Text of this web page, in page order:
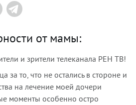
от мамы:
и зрители телеканала РЕН ТВ!
за то, что не остались в стороне и
на лечение моей дочери
моменты особенно остро